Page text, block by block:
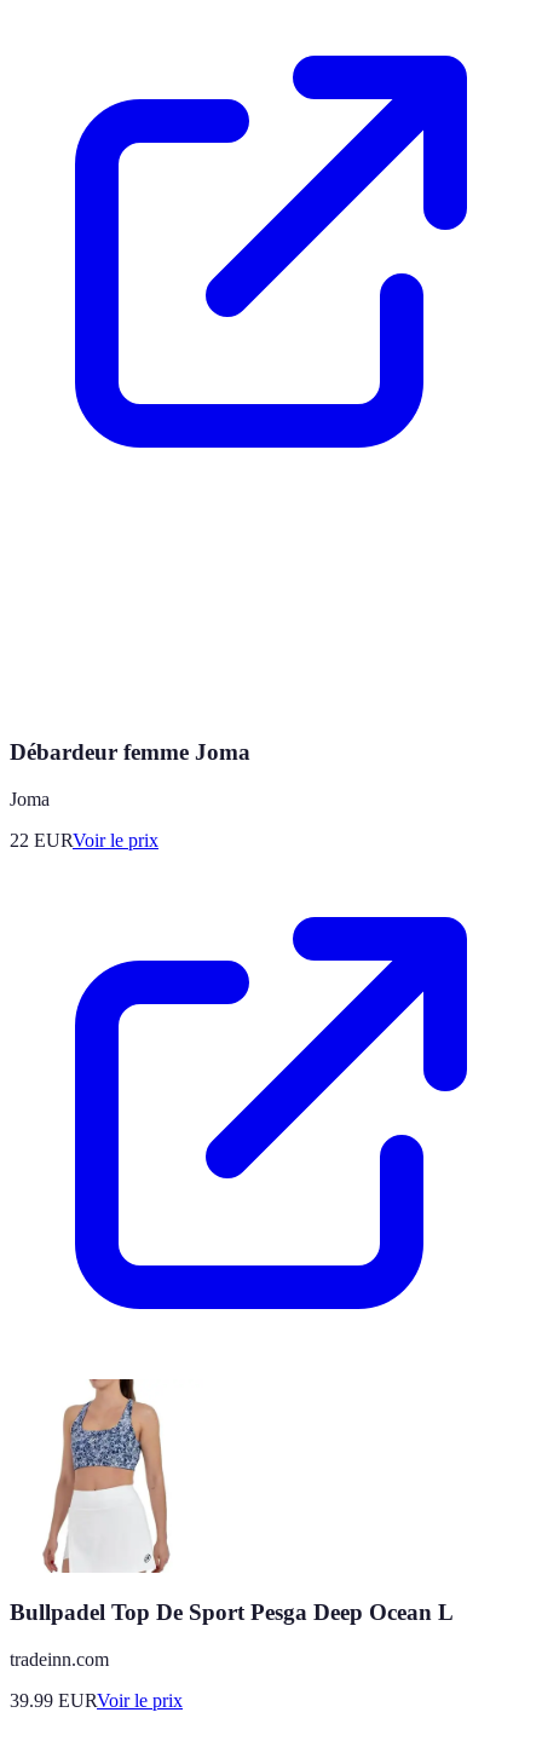
Débardeur femme Joma
Joma
22 EURVoir le prix
Bullpadel Top De Sport Pesga Deep Ocean L
tradeinn.com
39.99 EURVoir le prix